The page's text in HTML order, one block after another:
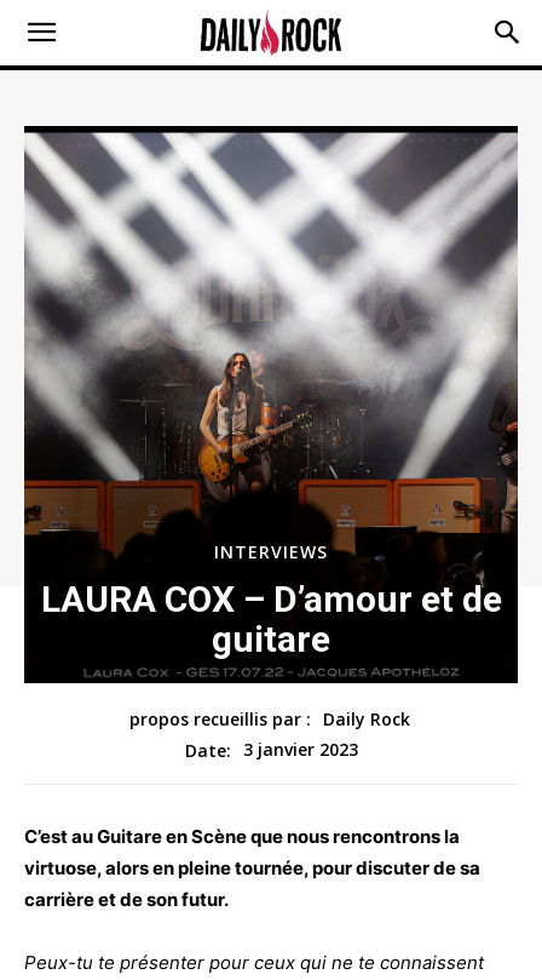
INTERVIEWS
LAURA COX – D’amour et de
guitare
propos recueillis par :
Daily Rock
Date:
3 janvier 2023
C’est au Guitare en Scène que nous rencontrons la
virtuose, alors en pleine tournée, pour discuter de sa
carrière et de son futur.
Peux-tu te présenter pour ceux qui ne te connaissent